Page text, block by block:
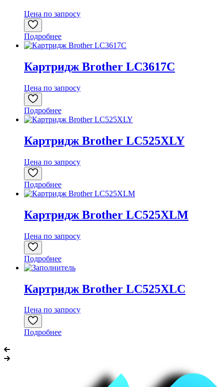
Цена по запросу
Подробнее
Картридж Brother LC3617C
Цена по запросу
Подробнее
Картридж Brother LC525XLY
Цена по запросу
Подробнее
Картридж Brother LC525XLM
Цена по запросу
Подробнее
Картридж Brother LC525XLC
Цена по запросу
Подробнее